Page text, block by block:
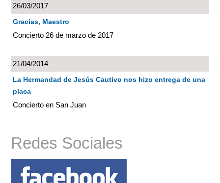
26/03/2017
Gracias, Maestro
Concierto 26 de marzo de 2017
21/04/2014
La Hermandad de Jesús Cautivo nos hizo entrega de una
placa
Concierto en San Juan
Redes Sociales